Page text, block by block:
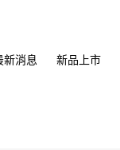
新消息 新品上市